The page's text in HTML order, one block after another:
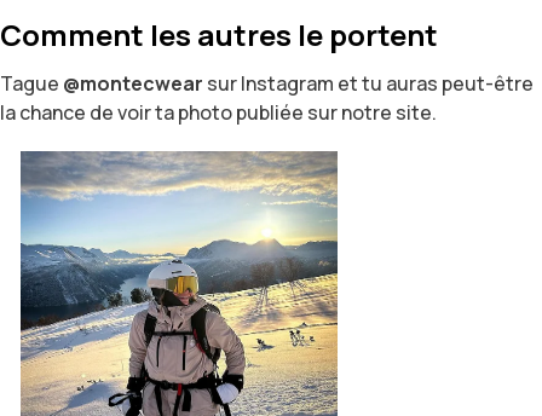
Comment les autres le portent
Tague @montecwear sur Instagram et tu auras peut-être
la chance de voir ta photo publiée sur notre site.